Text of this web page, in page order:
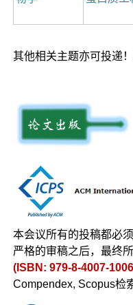
其他相关主题亦可投递
本会议所有的投稿都必
严格的审稿之后，最终
(ISBN: 979-8-4007-
Compendex, Scopus检